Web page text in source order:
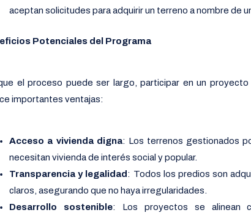
aceptan solicitudes para adquirir un terreno a nombre de
Potenciales del Programa
el proceso puede ser largo, participar en un
importantes ventajas:
Acceso a vivienda digna: Los terrenos gestionados
necesitan vivienda de interés social y popular.
Transparencia y legalidad: Todos los predios son
claros, asegurando que no haya irregularidades.
Desarrollo sostenible: Los proyectos se alinean